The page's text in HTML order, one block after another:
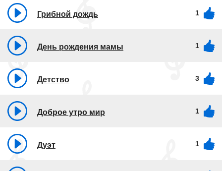
Грибной дождь 1
День рождения мамы 1
Детство 3
Доброе утро мир 1
Дуэт 1